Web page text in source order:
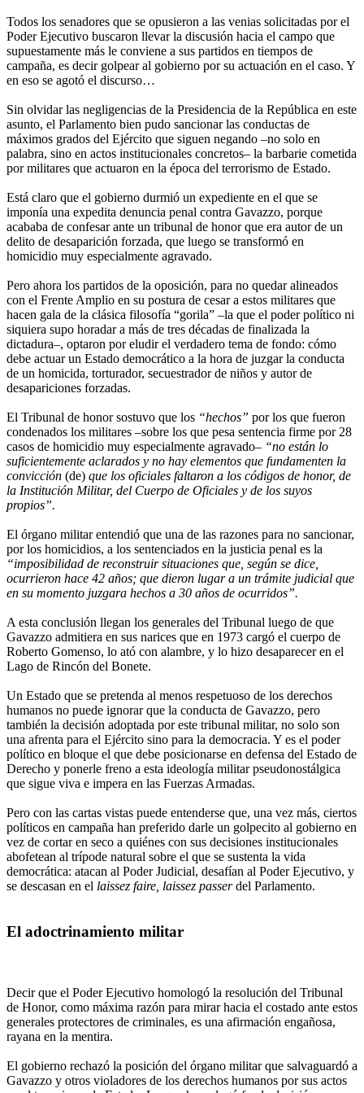
Todos los senadores que se opusieron a las venias solicitadas por el
Poder Ejecutivo buscaron llevar la discusión hacia el campo que
supuestamente más le conviene a sus partidos en tiempos de
campaña, es decir golpear al gobierno por su actuación en el caso. Y
en eso se agotó el discurso…
Sin olvidar las negligencias de la Presidencia de la República en este
asunto, el Parlamento bien pudo sancionar las conductas de
máximos grados del Ejército que siguen negando –no solo en
palabra, sino en actos institucionales concretos– la barbarie cometida
por militares que actuaron en la época del terrorismo de Estado.
Está claro que el gobierno durmió un expediente en el que se
imponía una expedita denuncia penal contra Gavazzo, porque
acababa de confesar ante un tribunal de honor que era autor de un
delito de desaparición forzada, que luego se transformó en
homicidio muy especialmente agravado.
Pero ahora los partidos de la oposición, para no quedar alineados
con el Frente Amplio en su postura de cesar a estos militares que
hacen gala de la clásica filosofía “gorila” –la que el poder político ni
siquiera supo horadar a más de tres décadas de finalizada la
dictadura–, optaron por eludir el verdadero tema de fondo: cómo
debe actuar un Estado democrático a la hora de juzgar la conducta
de un homicida, torturador, secuestrador de niños y autor de
desapariciones forzadas.
El Tribunal de honor sostuvo que los “hechos” por los que fueron
condenados los militares –sobre los que pesa sentencia firme por 28
casos de homicidio muy especialmente agravado– “no están lo
suficientemente aclarados y no hay elementos que fundamenten la
convicción (de) que los oficiales faltaron a los códigos de honor, de
la Institución Militar, del Cuerpo de Oficiales y de los suyos
propios”.
El órgano militar entendió que una de las razones para no sancionar,
por los homicidios, a los sentenciados en la justicia penal es la
“imposibilidad de reconstruir situaciones que, según se dice,
ocurrieron hace 42 años; que dieron lugar a un trámite judicial que
en su momento juzgara hechos a 30 años de ocurridos”.
A esta conclusión llegan los generales del Tribunal luego de que
Gavazzo admitiera en sus narices que en 1973 cargó el cuerpo de
Roberto Gomenso, lo ató con alambre, y lo hizo desaparecer en el
Lago de Rincón del Bonete.
Un Estado que se pretenda al menos respetuoso de los derechos
humanos no puede ignorar que la conducta de Gavazzo, pero
también la decisión adoptada por este tribunal militar, no solo son
una afrenta para el Ejército sino para la democracia. Y es el poder
político en bloque el que debe posicionarse en defensa del Estado de
Derecho y ponerle freno a esta ideología militar pseudonostálgica
que sigue viva e impera en las Fuerzas Armadas.
Pero con las cartas vistas puede entenderse que, una vez más, ciertos
políticos en campaña han preferido darle un golpecito al gobierno en
vez de cortar en seco a quiénes con sus decisiones institucionales
abofetean al trípode natural sobre el que se sustenta la vida
democrática: atacan al Poder Judicial, desafían al Poder Ejecutivo, y
se descasan en el laissez faire, laissez passerdel Parlamento.
El adoctrinamiento militar
Decir que el Poder Ejecutivo homologó la resolución del Tribunal
de Honor, como máxima razón para mirar hacia el costado ante estos
generales protectores de criminales, es una afirmación engañosa,
rayana en la mentira.
El gobierno rechazó la posición del órgano militar que salvaguardó a
Gavazzo y otros violadores de los derechos humanos por sus actos